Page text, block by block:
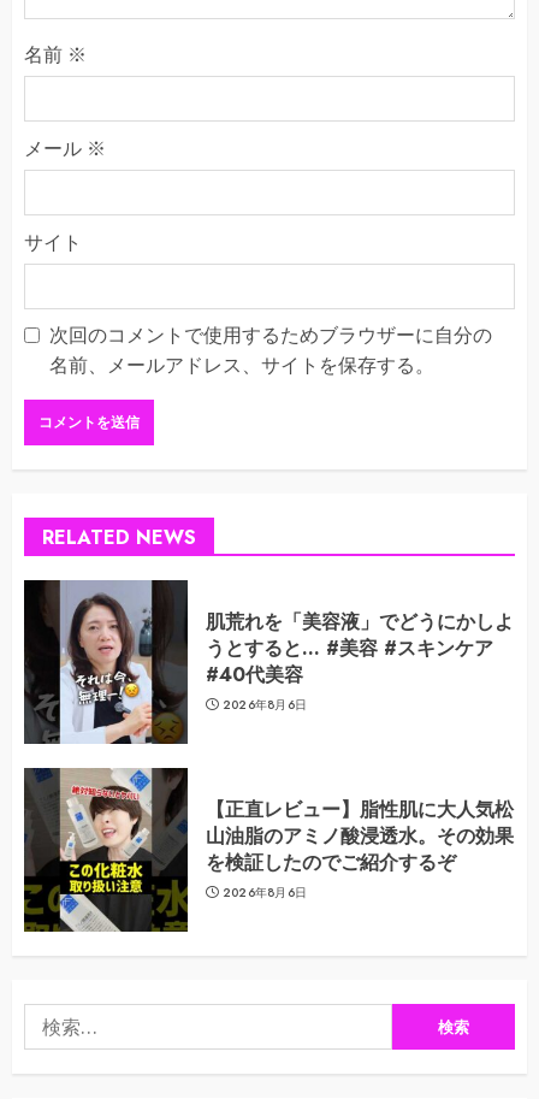
名前 ※
メール ※
サイト
次回のコメントで使用するためブラウザーに自分の
名前、メールアドレス、サイトを保存する。
RELATED NEWS
肌荒れを「美容液」でどうにかしよ
うとすると… #美容 #スキンケア
#40代美容
2026年8月6日
【正直レビュー】脂性肌に大人気松
山油脂のアミノ酸浸透水。その効果
を検証したのでご紹介するぞ
2026年8月6日
索: